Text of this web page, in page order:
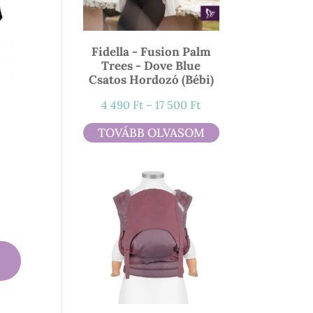
Fidella - Fusion Palm
Trees - Dove Blue
Csatos Hordozó (bébi)
4 490 Ft – 17 500 FtÁrtartomány:
4
490 Ft
TOVÁBB OLVASOM